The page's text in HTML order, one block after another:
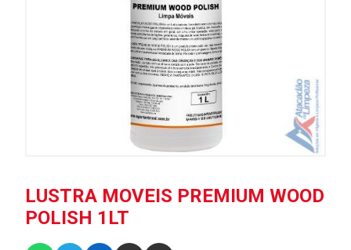
LUSTRA MOVEIS PREMIUM WOOD
POLISH 1LT